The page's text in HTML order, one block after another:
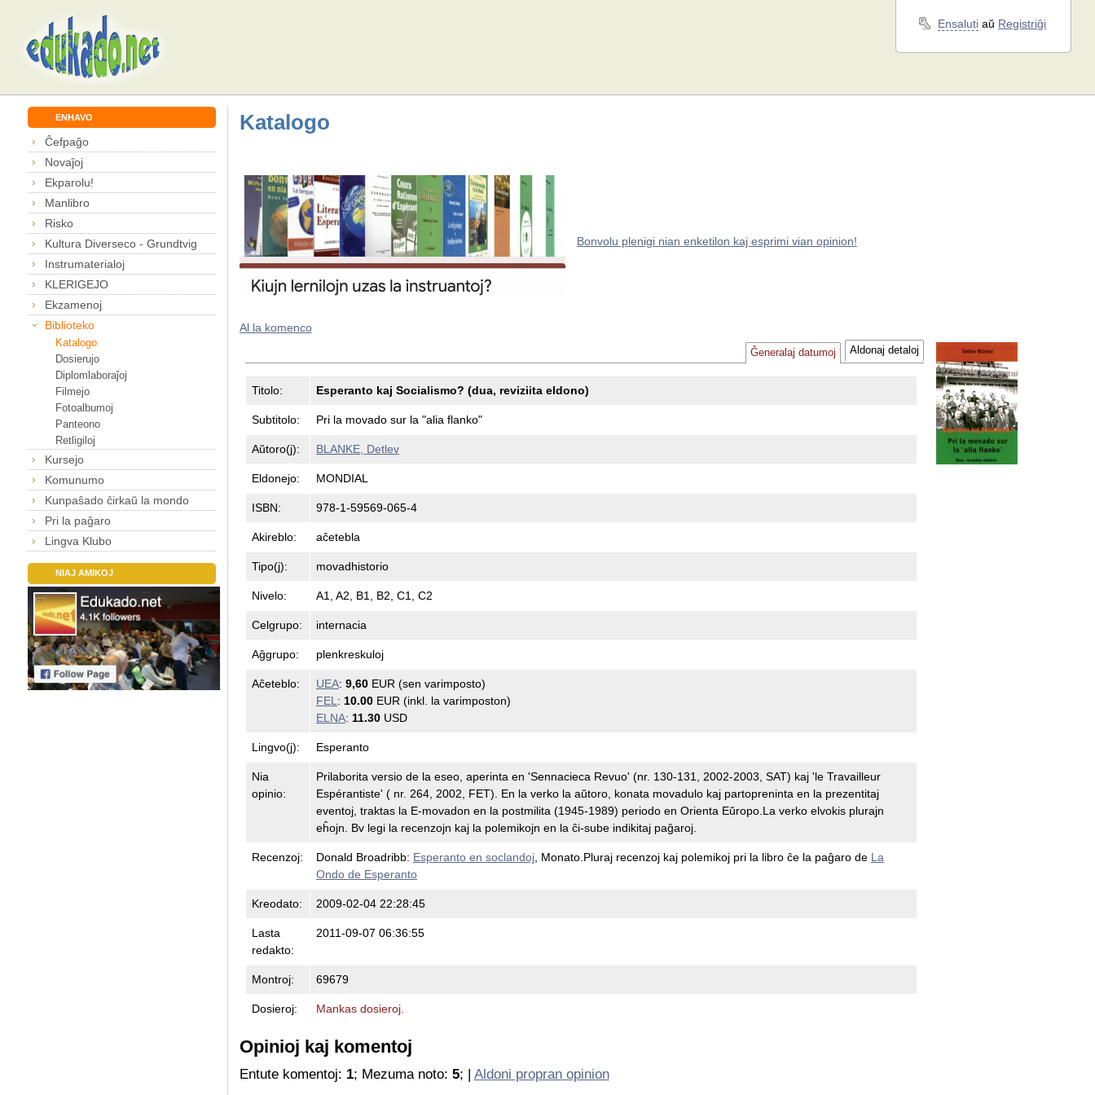
Ensaluti aŭ Registriĝi
ENHAVO
Ĉefpaĝo
Novaĵoj
Ekparolu!
Manlibro
Risko
Kultura Diverseco - Grundtvig
Instrumaterialoj
KLERIGEJO
Ekzamenoj
Biblioteko
Katalogo
Dosierujo
Diplomlaboraĵoj
Filmejo
Fotoalbumoj
Panteono
Retligiloj
Kursejo
Komunumo
Kunpaŝado ĉirkaŭ la mondo
Pri la paĝaro
Lingva Klubo
NIAJ AMIKOJ
Katalogo
Bonvolu plenigi nian enketilon kaj esprimi vian opinion!
Al la komenco
Ĝeneralaj datumoj Aldonaj detaloj
Titolo: Esperanto kaj Socialismo? (dua, reviziita eldono)
Subtitolo: Pri la movado sur la "alia flanko"
Aŭtoro(j): BLANKE, Detlev
Eldonejo: MONDIAL
ISBN: 978-1-59569-065-4
Akireblo: aĉetebla
Tipo(j): movadhistorio
Nivelo: A1, A2, B1, B2, C1, C2
Celgrupo: internacia
Aĝgrupo: plenkreskuloj
Aĉeteblo: UEA: 9,60EUR (sen varimposto)
FEL : 10.00EUR (inkl. la varimposton)
ELNA: 11.30USD
Lingvo(j): Esperanto
Nia
opinio:
Prilaborita versio de la eseo, aperinta en 'Sennacieca Revuo' (nr. 130-131, 2002-2003, SAT) kaj 'le Travailleur
Espérantiste' ( nr. 264, 2002, FET). En la verko la aŭtoro, konata movadulo kaj partopreninta en la prezentitaj
eventoj, traktas la E-movadon en la postmilita (1945-1989) periodo en Orienta Eŭropo.La verko elvokis plurajn
eĥojn. Bv legi la recenzojn kaj la polemikojn en la ĉi-sube indikitaj paĝaroj.
Recenzoj: Donald Broadribb: Esperanto en soclandoj, Monato.Pluraj recenzoj kaj polemikoj pri la libro ĉe la paĝaro de La
Ondo de Esperanto
Kreodato: 2009-02-04 22:28:45
Lasta
redakto:
2011-09-07 06:36:55
Montroj: 69679
Dosieroj: Mankas dosieroj.
Opinioj kaj komentoj
Entute komentoj: 1; Mezuma noto: 5; | Aldoni propran opinion